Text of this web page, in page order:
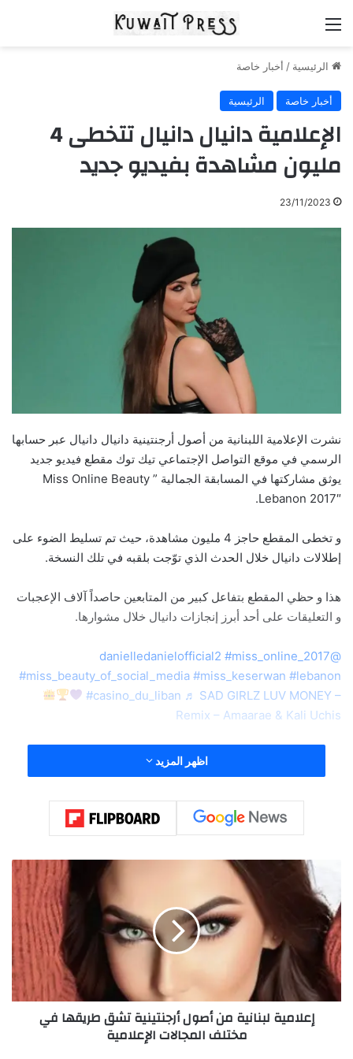
الرئيسية / أخبار خاصة
أخبار خاصة الرئيسية
الإعلامية دانيال دانيال تتخطى 4
مليون مشاهدة بفيديو جديد
23/11/2023
نشرت الإعلامية اللبنانية من أصول أرجنتينية دانيال دانيال عبر حسابها
الرسمي في موقع التواصل الإجتماعي تيك توك مقطع فيديو جديد
يوثق مشاركتها في المسابقة الجمالية ” Miss Online Beauty
Lebanon 2017″.
و تخطى المقطع حاجز 4 مليون مشاهدة، حيث تم تسليط الضوء على
إطلالات دانيال خلال الحدث الذي توّجت بلقبه في تلك النسخة.
هذا و حظي المقطع بتفاعل كبير من المتابعين حاصداً آلاف الإعجبات
و التعليقات على أحد أبرز إنجازات دانيال خلال مشوارها.
@danielledanielofficial2
#miss_online_2017
#miss_beauty_of_social_media #miss_keserwan #lebanon
#casino_du_liban ♬ SAD GIRLZ LUV MONEY –
Remix – Amaarae & Kali Uchis
اظهر المزيد
ل
ا
م
ي
ة
ل
ب
إعلامية لبنانية من أصول أرجنتينية تشق طريقها في
مختلف المجالات الإعلامية